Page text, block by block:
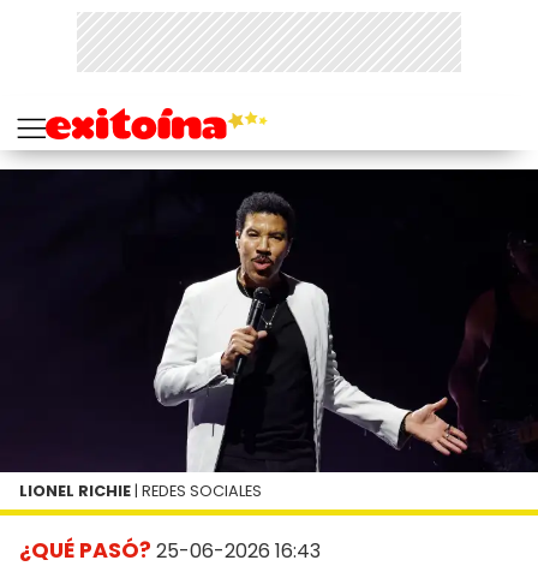
¿QUÉ PASÓ? 25-06-2026 16:43
LIONEL RICHIE | REDES SOCIALES